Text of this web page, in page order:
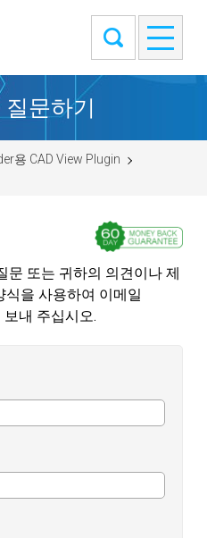
질문하기
용 CAD View Plugin
문 또는 귀하의 의견이나 제
식을 사용하여 이메일
보내 주십시오.